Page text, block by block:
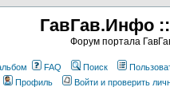
ГавГав.Инфо
Форум портала
FAQ Поиск
Профиль
Войти и проверить